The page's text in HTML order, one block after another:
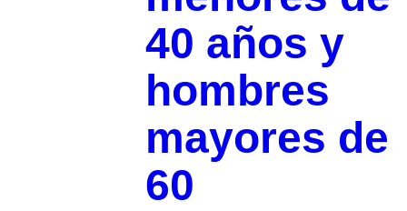
40 años y
hombres
mayores de
60